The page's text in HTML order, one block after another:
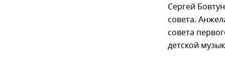
Сергей
совета.
совета
детской